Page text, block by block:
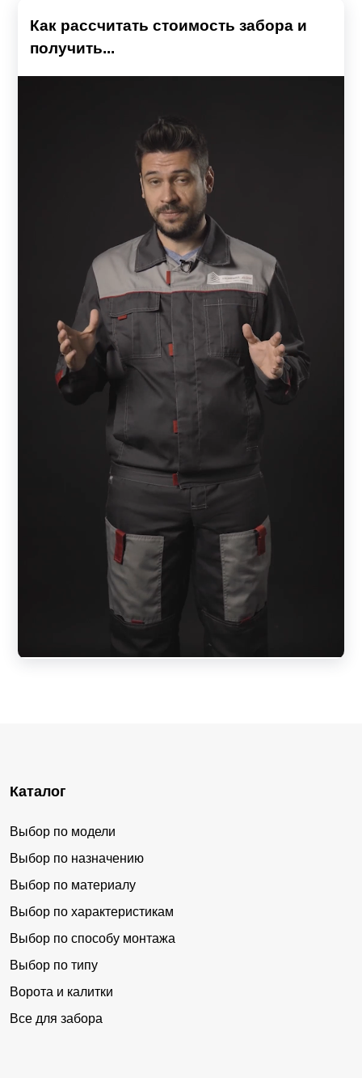
Как рассчитать стоимость забора и
получить...
Каталог
Выбор по модели
Выбор по назначению
Выбор по материалу
Выбор по характеристикам
Выбор по способу монтажа
Выбор по типу
Ворота и калитки
Все для забора